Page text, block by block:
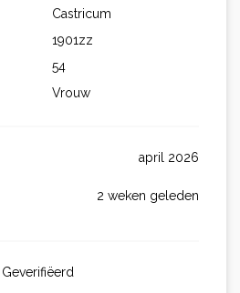
Castricum
1901zz
54
Vrouw
april 2026
2 weken geleden